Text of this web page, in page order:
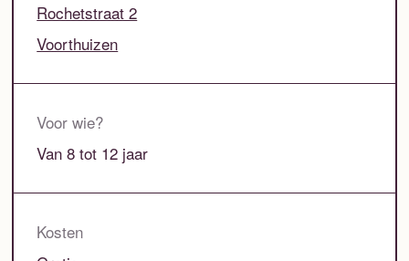
Rochetstraat 2
Voorthuizen
Voor wie?
Van 8 tot 12 jaar
Kosten